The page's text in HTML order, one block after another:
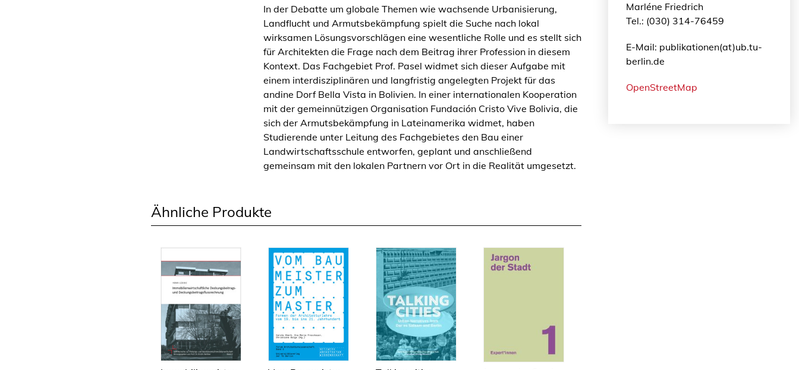
s
t
a
–
A
g
r
o
n
o
m
i
a
In der Debatte um globale Themen wie wachsende Urbanisierung,
Landflucht und Armutsbekämpfung spielt die Suche nach lokal
wirksamen Lösungsvorschlägen eine wesentliche Rolle und es stellt sich
für Architekten die Frage nach dem Beitrag ihrer Profession in diesem
Kontext. Das Fachgebiet Prof. Pasel widmet sich dieser Aufgabe mit
einem interdisziplinären und langfristig angelegten Projekt für das
andine Dorf Bella Vista in Bolivien. In einer internationalen Kooperation
mit der gemeinnützigen Organisation Fundación Cristo Vive Bolivia, die
sich der Armutsbekämpfung in Lateinamerika widmet, haben
Studierende unter Leitung des Fachgebietes den Bau einer
Landwirtschaftsschule entworfen, geplant und anschließend
gemeinsam mit den lokalen Partnern vor Ort in die Realität umgesetzt.
Ähnliche Produkte
Marléne Friedrich
Tel.: (030) 314-76459
E-Mail: publikationen(at)ub.tu-
berlin.de
OpenStreetMap